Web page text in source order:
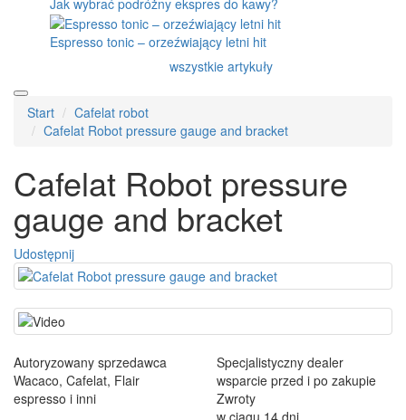
Espresso tonic – orzeźwiający letni hit
wszystkie artykuły
Start
Cafelat robot
Cafelat Robot pressure gauge and bracket
Cafelat Robot pressure
gauge and bracket
Udostępnij
Autoryzowany sprzedawca
Wacaco, Cafelat, Flair
espresso i inni
Specjalistyczny dealer
wsparcie przed i po zakupie
Zwroty